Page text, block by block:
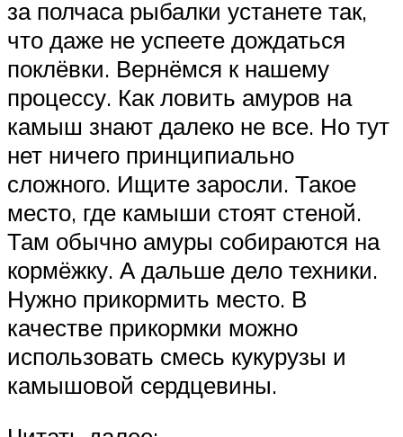
за полчаса рыбалки устанете так,
что даже не успеете дождаться
поклёвки. Вернёмся к нашему
процессу. Как ловить амуров на
камыш знают далеко не все. Но тут
нет ничего принципиально
сложного. Ищите заросли. Такое
место, где камыши стоят стеной.
Там обычно амуры собираются на
кормёжку. А дальше дело техники.
Нужно прикормить место. В
качестве прикормки можно
использовать смесь кукурузы и
камышовой сердцевины.